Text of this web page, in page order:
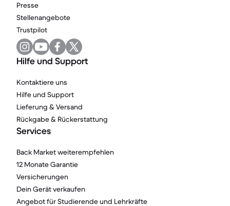
Presse
Stellenangebote
Trustpilot
Hilfe und Support
Kontaktiere uns
Hilfe und Support
Lieferung & Versand
Rückgabe & Rückerstattung
Services
Back Market weiterempfehlen
12 Monate Garantie
Versicherungen
Dein Gerät verkaufen
Angebot für Studierende und Lehrkräfte